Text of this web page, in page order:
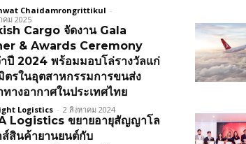
Chaidamrongrittikul -
คม 2025
Cargo จัดงาน Gala
& Awards Ceremony
ปี 2024 พร้อมมอบโล่รางวัลแก่
รในอุตสาหกรรมการขนส่ง
างอากาศในประเทศไทย
Logistics - 2 สิงหาคม 2024
Logistics ขยายอายุสัญญาโล
สินค้ายานยนต์กับ